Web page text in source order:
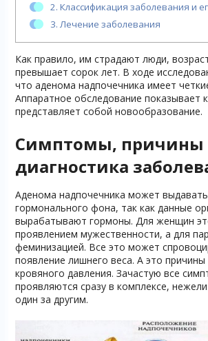
2. Классификация заболевания и
3. Лечение заболевания
Как правило, им страдают люди,
превышает сорок лет. В ходе
что аденома надпочечника имеет
Аппаратное обследование показывает
представляет собой новообразование.
Симптомы, причины
диагностика
Аденома надпочечника может
гормонального фона, так как данные
вырабатывают гормоны. Для женщин
проявлением мужественности, а для
феминизацией. Все это может
появление лишнего веса. А это
кровяного давления. Зачастую все
проявляются сразу в комплексе,
один за другим.